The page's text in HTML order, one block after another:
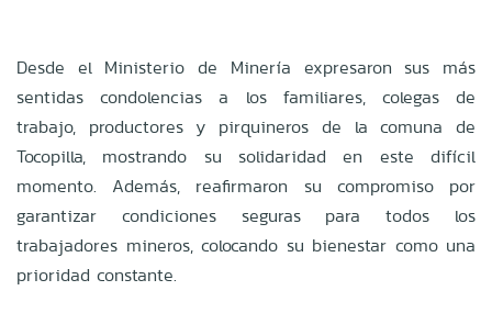
Desde el Ministerio de Minería expresaron sus más
sentidas condolencias a los familiares, colegas de
trabajo, productores y pirquineros de la comuna de
Tocopilla, mostrando su solidaridad en este difícil
momento. Además, reafirmaron su compromiso por
garantizar condiciones seguras para todos los
trabajadores mineros, colocando su bienestar como una
prioridad constante.